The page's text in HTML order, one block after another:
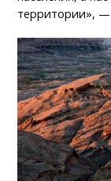
территории», —